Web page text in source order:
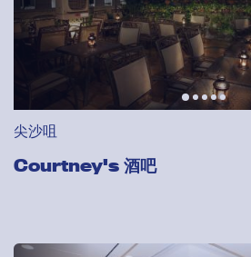
尖沙咀
Courtney's 酒吧